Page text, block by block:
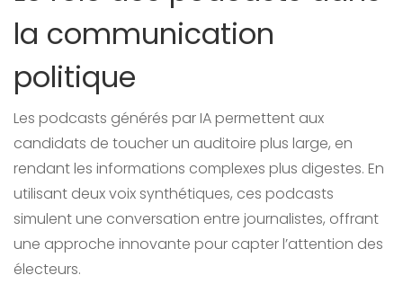
la communication
politique
Les podcasts générés par IA permettent aux
candidats de toucher un auditoire plus large, en
rendant les informations complexes plus digestes. En
utilisant deux voix synthétiques, ces podcasts
simulent une conversation entre journalistes, offrant
une approche innovante pour capter l’attention des
électeurs.